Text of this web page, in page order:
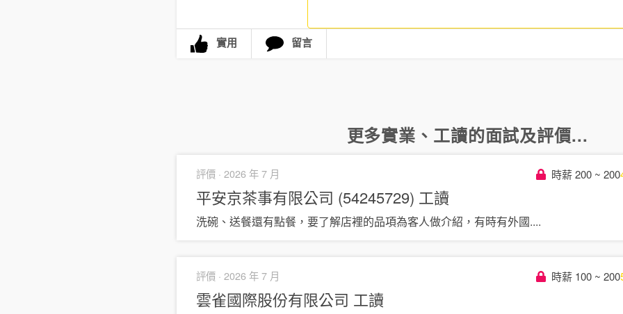
實用 留言
更多實業 、 工讀的面試及評價...
評價 · 2026 年 7 月 時薪 200 ~ 200
平安京茶事有限公司 (54245729) 工讀
洗碗、送餐還有點餐，要了解店裡的品項為客人做介紹，有時有外國....
評價 · 2026 年 7 月 時薪 100 ~ 200
雲雀國際股份有限公司 工讀